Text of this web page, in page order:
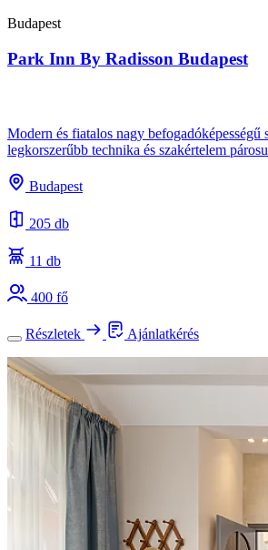
Budapest
Park Inn By Radisson Budapest
Modern és fiatalos nagy befogadóképességű
legkorszerűbb technika és szakértelem
Budapest
205 db
11 db
400 fő
Részletek Ajánlatkérés